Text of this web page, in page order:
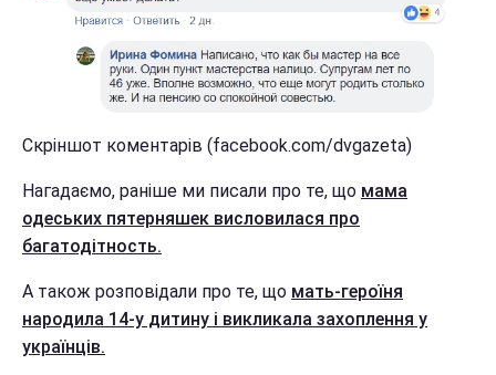
Скріншот коментарів (facebook.com/dvgazeta)
Нагадаємо, раніше ми писали про те, що мама
одеських пятерняшек висловилася про
багатодітность.
А також розповідали про те, що мать-героїня
народила 14-у дитину і викликала захоплення у
українців.